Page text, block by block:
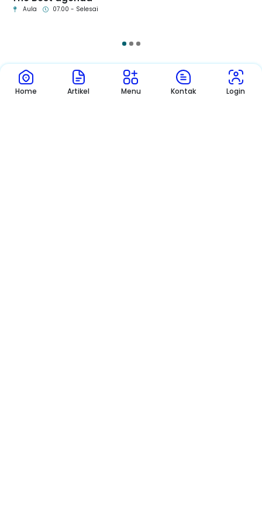
Pengumuman Sekolah
Home Artikel Menu Kontak Login